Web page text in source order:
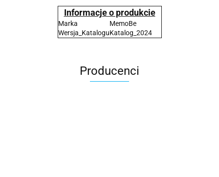
Informacje o produkcie
Marka
MemoBe
Wersja_KataloguKatalog_2024
Producenci